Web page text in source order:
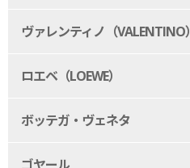
ヴァレンティノ（VALENTINO）
ロエベ（LOEWE）
ボッテガ・ヴェネタ